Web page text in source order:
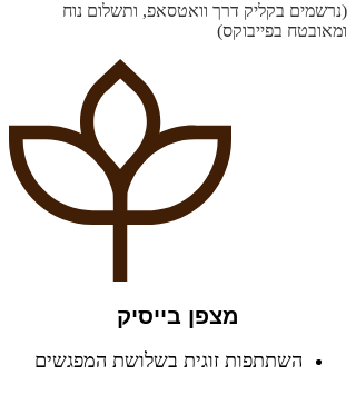
(נרשמים בקליק דרך וואטסאפ, ותשלום נוח
ומאובטח בפייבוקס)
מצפן בייסיק
השתתפות זוגית בשלושת המפגשים